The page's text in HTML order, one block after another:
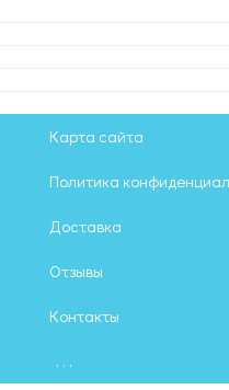
Карта сайта
Политика
Доставка
Отзывы
Контакты
. . .